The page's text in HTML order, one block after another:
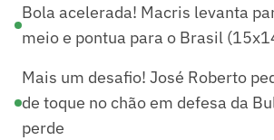
Bola acelerada! Macris levanta
meio e pontua para o Brasil
Mais um desafio! José Roberto
de toque no chão em defesa da
perde